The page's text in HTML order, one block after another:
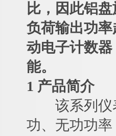
比，因此铝
负荷输出功
动电子计数
能。
1 产品简介
该系列仪表
功、无功功